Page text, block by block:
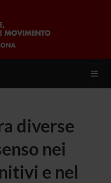
diverse
nei
e nel